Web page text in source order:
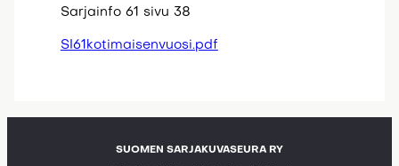
Sarjainfo 61 sivu 38
SI61kotimaisenvuosi.pdf
SUOMEN SARJAKUVASEURA RY